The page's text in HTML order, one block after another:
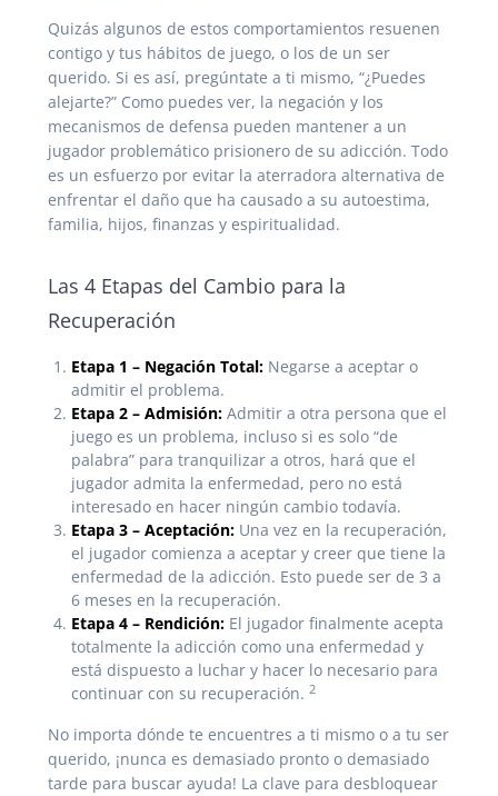
Quizás algunos de estos comportamientos resuenen
contigo y tus hábitos de juego, o los de un ser
querido. Si es así, pregúntate a ti mismo, “¿Puedes
alejarte?” Como puedes ver, la negación y los
mecanismos de defensa pueden mantener a un
jugador problemático prisionero de su adicción. Todo
es un esfuerzo por evitar la aterradora alternativa de
enfrentar el daño que ha causado a su autoestima,
familia, hijos, finanzas y espiritualidad.
Las 4 Etapas del Cambio para la
Recuperación
Etapa 1 – Negación Total: Negarse a aceptar o
admitir el problema.
Etapa 2 – Admisión: Admitir a otra persona que el
juego es un problema, incluso si es solo “de
palabra” para tranquilizar a otros, hará que el
jugador admita la enfermedad, pero no está
interesado en hacer ningún cambio todavía.
Etapa 3 – Aceptación: Una vez en la recuperación,
el jugador comienza a aceptar y creer que tiene la
enfermedad de la adicción. Esto puede ser de 3 a
6 meses en la recuperación.
Etapa 4 – Rendición: El jugador finalmente acepta
totalmente la adicción como una enfermedad y
está dispuesto a luchar y hacer lo necesario para
continuar con su recuperación. 2
No importa dónde te encuentres a ti mismo o a tu ser
querido, ¡nunca es demasiado pronto o demasiado
tarde para buscar ayuda! La clave para desbloquear